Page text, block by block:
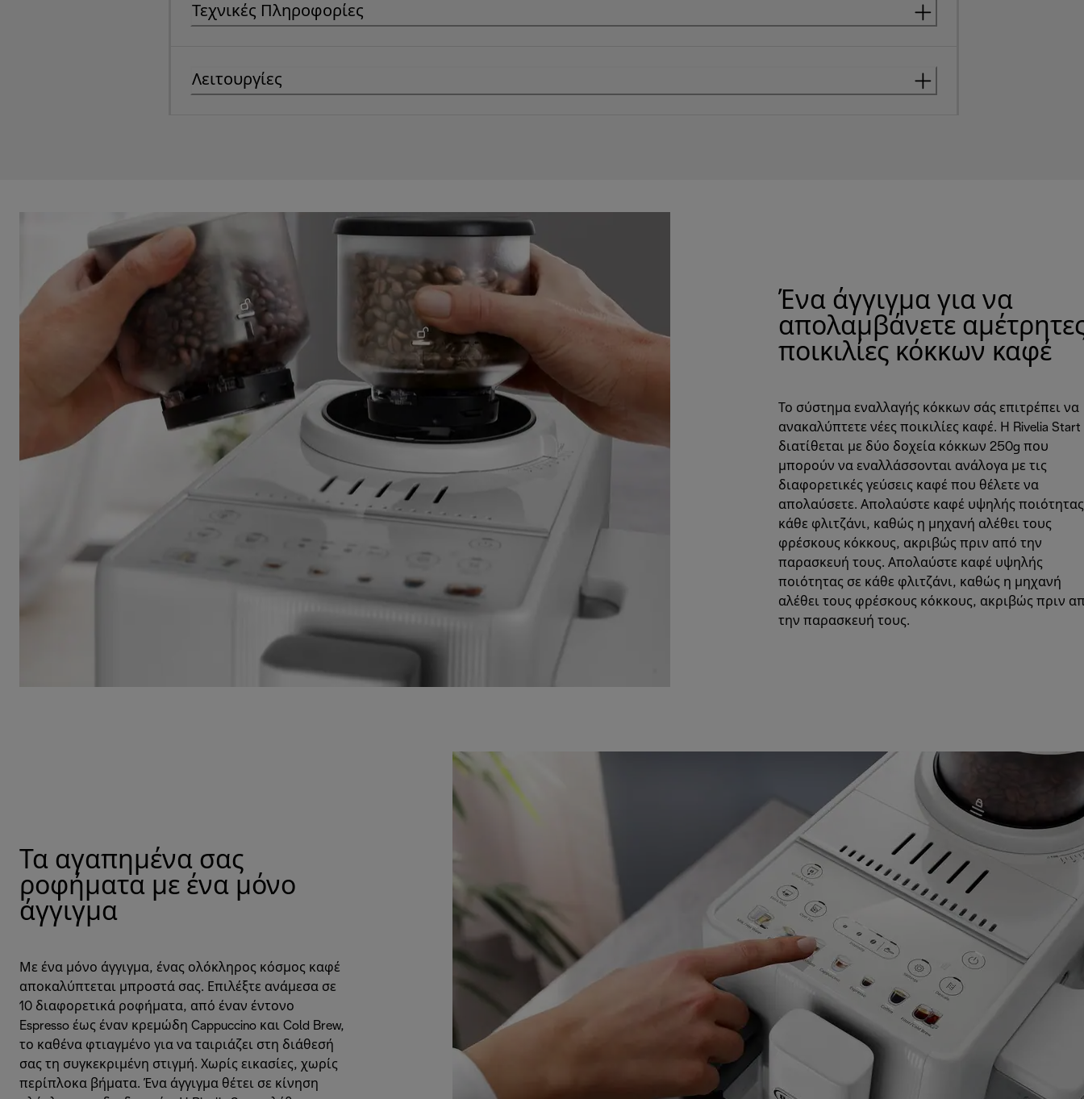
Τεχνικές Πληροφορίες
Λειτουργίες
Ένα άγγιγμα για να
απολαμβάνετε
ποικιλίες κόκκων καφέ
Το σύστημα εναλλαγής κόκκων σάς επιτρέπει να
ανακαλύπτετε νέες ποικιλίες καφέ. Η Rivelia Start
διατίθεται με δύο δοχεία κόκκων 250g που
μπορούν να εναλλάσσονται ανάλογα με τις
διαφορετικές γεύσεις καφέ που θέλετε να
απολαύσετε. Απολαύστε καφέ υψηλής
κάθε φλιτζάνι, καθώς η μηχανή αλέθει τους
φρέσκους κόκκους, ακριβώς πριν από την
παρασκευή τους. Απολαύστε καφέ υψηλής
ποιότητας σε κάθε φλιτζάνι, καθώς η μηχανή
αλέθει τους φρέσκους κόκκους, ακριβώς πριν
την παρασκευή τους.
Τα αγαπημένα σας
ροφήματα με ένα μόνο
άγγιγμα
Με ένα μόνο άγγιγμα, ένας ολόκληρος κόσμος καφέ
αποκαλύπτεται μπροστά σας. Επιλέξτε ανάμεσα σε
10 διαφορετικά ροφήματα, από έναν έντονο
Espresso έως έναν κρεμώδη Cappuccino και Cold Brew,
το καθένα φτιαγμένο για να ταιριάζει στη διάθεσή
σας τη συγκεκριμένη στιγμή. Χωρίς εικασίες, χωρίς
περίπλοκα βήματα. Ένα άγγιγμα θέτει σε κίνηση